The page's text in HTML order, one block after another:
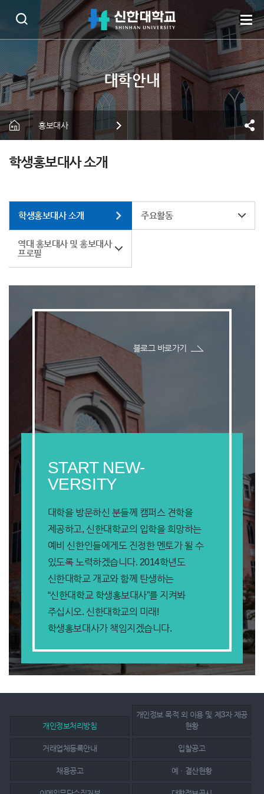
홍보대사
학생홍보대사 소개
학생홍보대사 소개 주요활동
역대 홍보대사 및 홍보대사
프로필
START NEW-
VERSITY
대학을 방문하신 분들께 캠퍼스 견학을
제공하고, 신한대학교의 입학을 희망하는
예비 신한인들에게도 진정한 멘토가 될 수
있도록 노력하겠습니다. 2014학년도
신한대학교 개교와 함께 탄생하는
“신한대학교 학생홍보대사”를 지켜봐
주십시오. 신한대학교의 미래!
학생홍보대사가 책임지겠습니다.
블로그 바로가기
개인정보처리방침
개인정보 목적 외 이용 및 제3자 제공
현황
거래업체등록안내 입찰공고
채용공고 예ㆍ결산현황